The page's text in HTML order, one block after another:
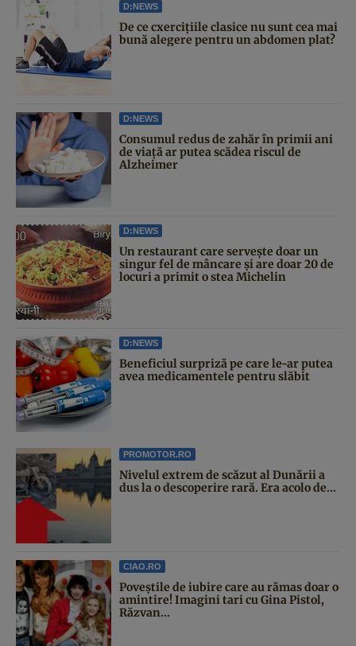
D:NEWS
De ce cxercițiile clasice nu sunt cea mai
bună alegere pentru un abdomen plat?
D:NEWS
Consumul redus de zahăr în primii ani
de viață ar putea scădea riscul de
Alzheimer
D:NEWS
Un restaurant care servește doar un
singur fel de mâncare și are doar 20 de
locuri a primit o stea Michelin
D:NEWS
Beneficiul surpriză pe care le-ar putea
avea medicamentele pentru slăbit
PROMOTOR.RO
Nivelul extrem de scăzut al Dunării a
dus la o descoperire rară. Era acolo de...
CIAO.RO
Poveştile de iubire care au rămas doar o
amintire! Imagini tari cu Gina Pistol,
Răzvan...